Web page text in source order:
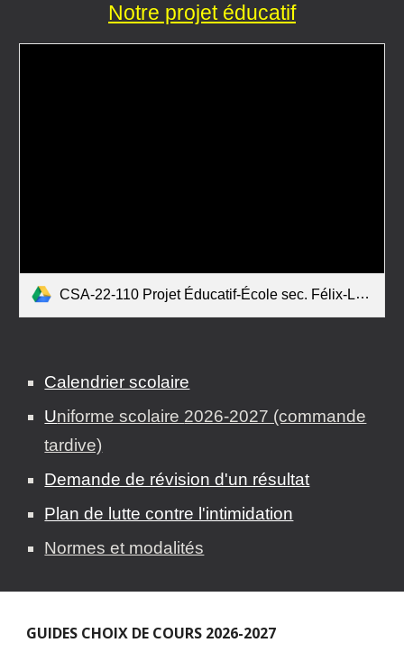
Notre projet éducatif
CSA-22-110 Projet Éducatif-École sec. Félix-Leclerc.pdf
Calendrier scolaire
Uniforme scolaire 2026-2027 (commande
tardive)
Demande de révision d'un résultat
Plan de lutte contre l'intimidation
Normes et modalités
GUIDES CHOIX DE COURS 2026-2027